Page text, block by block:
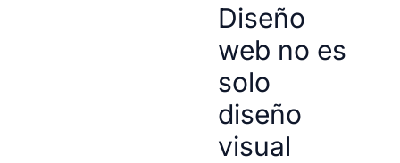
Diseño
web no es
solo
diseño
visual